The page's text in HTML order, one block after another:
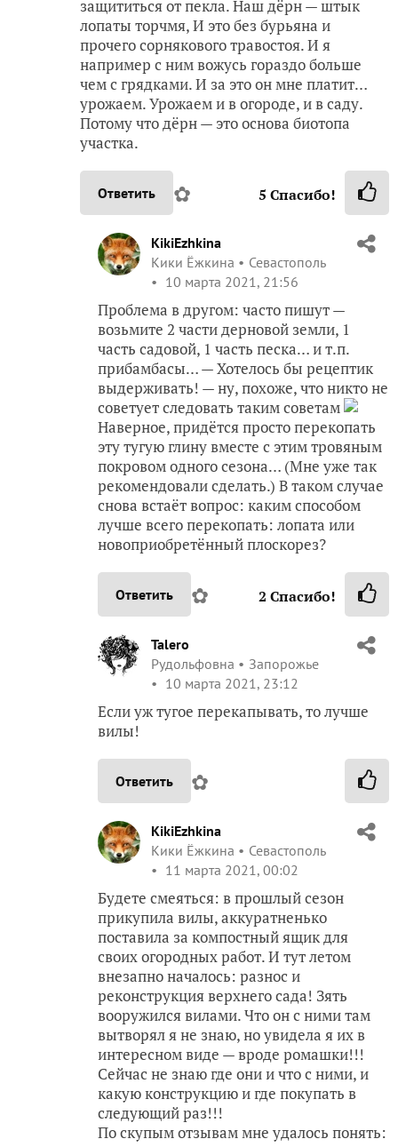
защититься от пекла. Наш дёрн — штык
лопаты торчмя, И это без бурьяна и
прочего сорнякового травостоя. И я
например с ним вожусь гораздо больше
чем с грядками. И за это он мне платит…
урожаем. Урожаем и в огороде, и в саду.
Потому что дёрн — это основа биотопа
участка.
Ответить ✿ 5 Спасибо!
KikiEzhkina
Кики Ёжкина
Севастополь
10 марта 2021, 21:56
Проблема в другом: часто пишут —
возьмите 2 части дерновой земли, 1
часть садовой, 1 часть песка… и т.п.
прибамбасы… — Хотелось бы рецептик
выдерживать! — ну, похоже, что никто не
советует следовать таким советам
Наверное, придётся просто перекопать
эту тугую глину вместе с этим тровяным
покровом одного сезона… (Мне уже так
рекомендовали сделать.) В таком случае
снова встаёт вопрос: каким способом
лучше всего перекопать: лопата или
новоприобретённый плоскорез?
Ответить ✿ 2 Спасибо!
Talero
Рудольфовна
Запорожье
10 марта 2021, 23:12
Если уж тугое перекапывать, то лучше
вилы!
Ответить ✿
KikiEzhkina
Кики Ёжкина
Севастополь
11 марта 2021, 00:02
Будете смеяться: в прошлый сезон
прикупила вилы, аккуратненько
поставила за компостный ящик для
своих огородных работ. И тут летом
внезапно началось: разнос и
реконструкция верхнего сада! Зять
вооружился вилами. Что он с ними там
вытворял я не знаю, но увидела я их в
интересном виде — вроде ромашки!!!
Сейчас не знаю где они и что с ними, и
какую конструкцию и где покупать в
следующий раз!!!
По скупым отзывам мне удалось понять: